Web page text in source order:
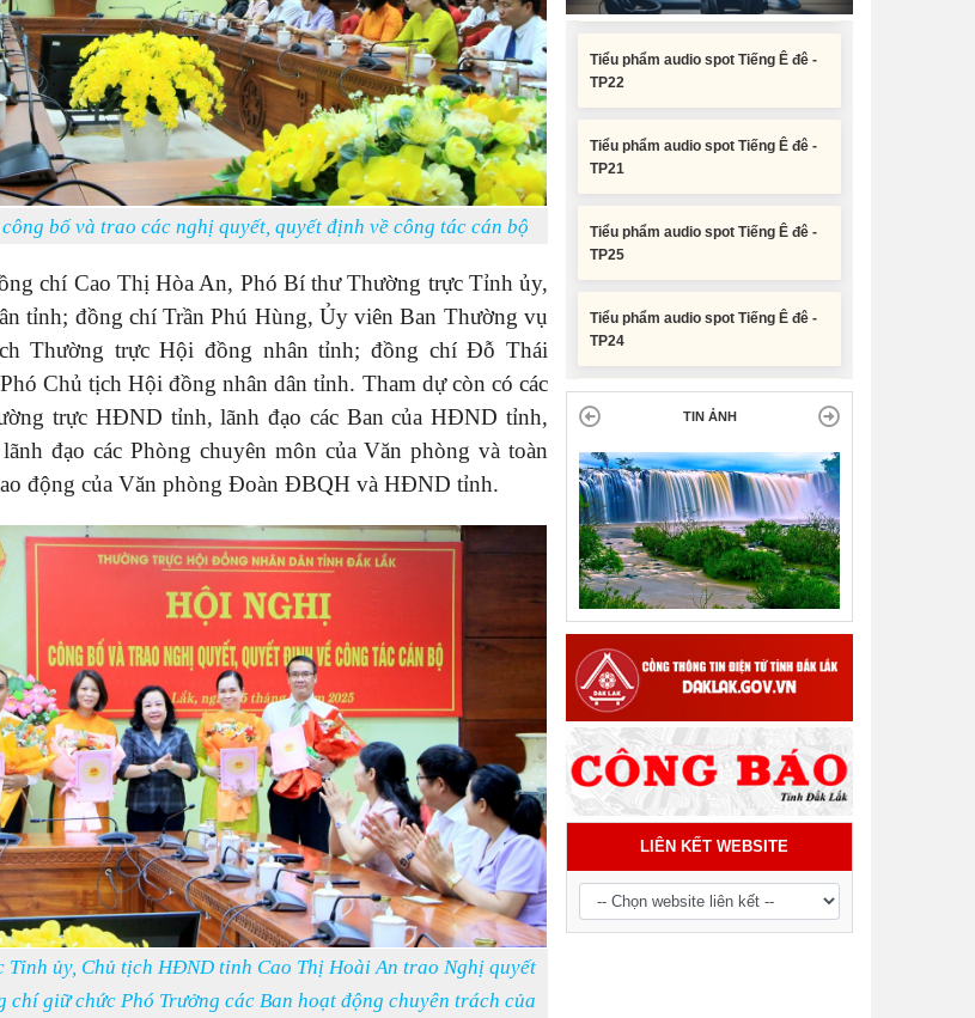
bố và trao các nghị quyết, quyết định về công tác cán bộ
chí Cao Thị Hòa An, Phó Bí thư Thường trực Tỉnh ủy,
tỉnh; đồng chí Trần Phú Hùng, Ủy viên Ban Thường vụ
Thường trực Hội đồng nhân tỉnh; đồng chí Đỗ Thái
Chủ tịch Hội đồng nhân dân tỉnh. Tham dự còn có các
trực HĐND tỉnh, lãnh đạo các Ban của HĐND tỉnh,
đạo các Phòng chuyên môn của Văn phòng và toàn
động của Văn phòng Đoàn ĐBQH và HĐND tỉnh.
Tỉnh ủy, Chủ tịch HĐND tỉnh Cao Thị Hoài An trao Nghị quyết
chí giữ chức Phó Trưởng các Ban hoạt động chuyên trách của
Nghị quyết Về chất vấn tại Kỳ họp
thứ Hai, Hội đồng nhân dân tỉnh
Lắk khoá XI, nhiệm kỳ 2026 - 2031
TP22
Tiểu phẩm audio spot Tiếng Ê đê -
Tiểu phẩm audio spot Tiếng Ê đê -
Tiểu phẩm audio spot Tiếng Ê đê -
Tiểu phẩm audio spot Tiếng Ê đê -
Tiểu phẩm audio spot Tiếng Ê đê -
Tiểu phẩm audio spot Tiếng Ê đê -
TP21
TIN ẢNH
LIÊN KẾT WEBSITE